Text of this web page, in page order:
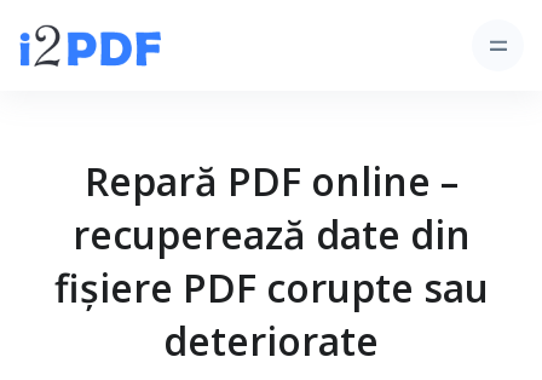
Repară PDF online –
recuperează date din
fișiere PDF corupte sau
deteriorate